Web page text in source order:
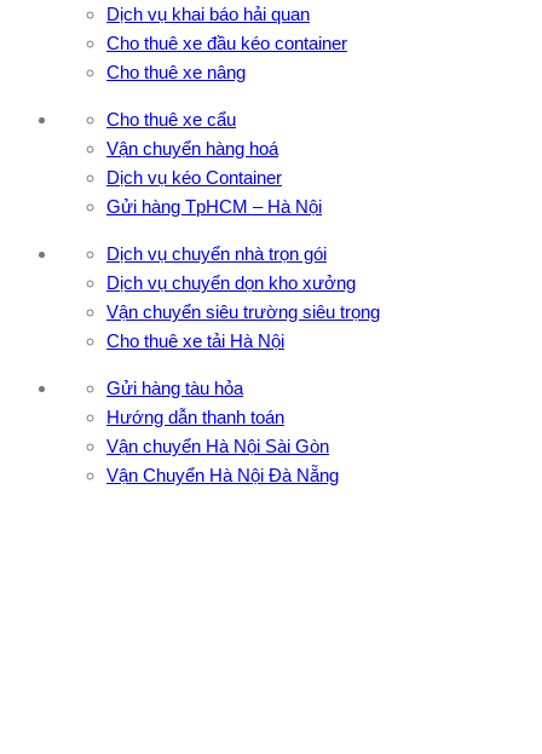
Dịch vụ khai báo hải quan
Cho thuê xe đầu kéo container
Cho thuê xe nâng
Cho thuê xe cẩu
Vận chuyển hàng hoá
Dịch vụ kéo Container
Gửi hàng TpHCM – Hà Nội
Dịch vụ chuyển nhà trọn gói
Dịch vụ chuyển dọn kho xưởng
Vận chuyển siêu trường siêu trọng
Cho thuê xe tải Hà Nội
Gửi hàng tàu hỏa
Hướng dẫn thanh toán
Vận chuyển Hà Nội Sài Gòn
Vận Chuyển Hà Nội Đà Nẵng